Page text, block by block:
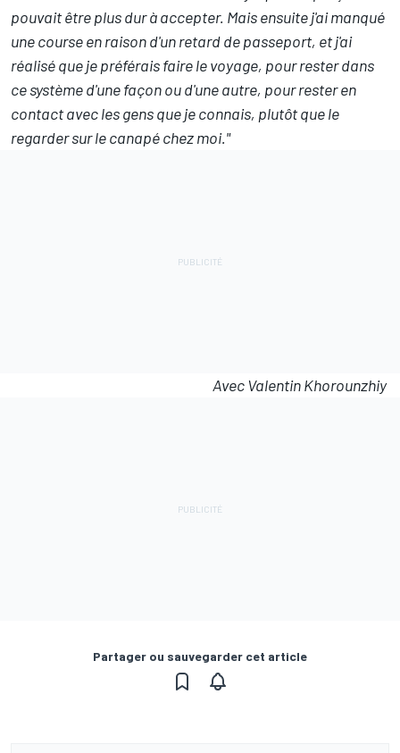
pouvait être plus dur à accepter. Mais ensuite j'ai manqué
une course en raison d'un retard de passeport, et j'ai
réalisé que je préférais faire le voyage, pour rester dans
ce système d'une façon ou d'une autre, pour rester en
contact avec les gens que je connais, plutôt que le
regarder sur le canapé chez moi."
Avec Valentin Khorounzhiy
Partager ou sauvegarder cet article